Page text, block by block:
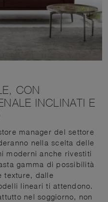
CON
INCLINATI E
manager del settore
nella scelta delle
moderni anche rivestiti
gamma di possibilità
texture, dalle
lineari ti attendono.
nel soggiorno, non